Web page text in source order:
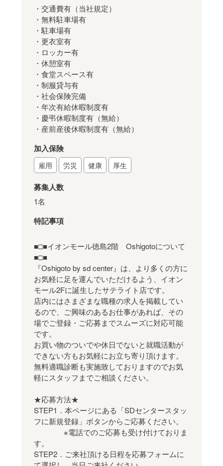
・交通費有（当社規定）
・無料駐車場有
・駐車場有
・更衣室有
・ロッカー有
・休憩室有
・食堂スペース有
・制服貸与有
・社会保険完備
・年次有給休暇制度有
・慶弔休暇制度有（無給）
・産前産後休暇制度有（無給）
加入保険
雇用 労災 健康 厚生
募集人数
1名
特記事項
■□■イオンモール徳島2階 Oshigotoについて
■□■
『Oshigoto by sd center』は、より多くの方に
お気軽に足を運んでいただけるよう、イオン
モール2Fに誕生したサテライト店です。
店内にはさまざまな職種の求人を掲載してい
るので、ご興味のあるお仕事があれば、その
場でご登録・ご応募までスムーズに対応可能
です。
お買い物のついでや休日でないと就職活動が
できない方もお気軽にお立ち寄り頂けます。
無料適職診断も実施致しておりますのでお気
軽にスタッフまでご相談ください。
★応募方法★
STEP1．本ページにある「SDセンタースタッ
フに新規登録」ボタンからご応募ください。
※電話でのご応募も受け付けておりま
す。
STEP2．ご来社頂ける日程を応募フォームに